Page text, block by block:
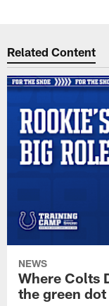
Related Content
NEWS
Where Colts
the green